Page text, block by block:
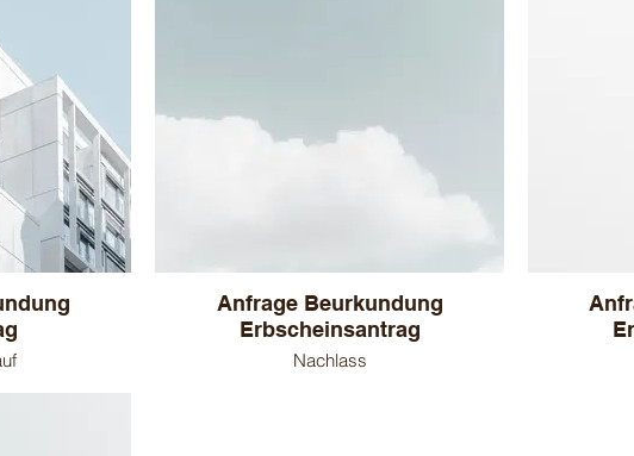
Anfrage Beurkundung
Erbscheinsantrag
Nachlass